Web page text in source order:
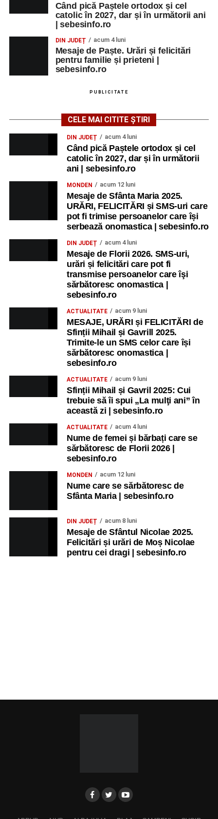
Orele 16:00–24:00 – Parcul Arini:parc de
distracții.
Adaugă-ne ca sursă preferată
Urmărește-ne pe Google News
Ultimele știri din Sebeș
Zilele Municipiului Sebeș 2026: zece zile de
spectacole, filme, sport și evenimente culturale, la
festivalul „Armonii în Sebeș”. Programul complet
Primăria Sebeș a decis să reducă intensitatea
iluminatului public pe timpul nopții, în contextul
apelului la economii al Guvernului Bolojan
Duminică, 23 august 2026, Râpa Roșie găzduiește
cea de-a III-a ediție a concursului „CicloAventurier
de Sebeș”
Când pică Paștele ortodox și cel
catolic în 2027, dar și în următorii ani
| sebesinfo.ro
DIN JUDEȚ acum 4 luni
Mesaje de Paște. Urări și felicitări
pentru familie și prieteni |
sebesinfo.ro
PUBLICITATE
CELE MAI CITITE ȘTIRI
DIN JUDEȚ acum 4 luni
Când pică Paștele ortodox și cel
catolic în 2027, dar și în următorii
ani | sebesinfo.ro
MONDEN acum 12 luni
Mesaje de Sfânta Maria 2025.
URĂRI, FELICITĂRI și SMS-uri care
pot fi trimise persoanelor care își
serbează onomastica | sebesinfo.ro
DIN JUDEȚ acum 4 luni
Mesaje de Florii 2026. SMS-uri,
urări și felicitări care pot fi
transmise persoanelor care îşi
sărbătoresc onomastica |
sebesinfo.ro
ACTUALITATE acum 9 luni
MESAJE, URĂRI și FELICITĂRI de
Sfinții Mihail și Gavrill 2025.
Trimite-le un SMS celor care își
sărbătoresc onomastica |
sebesinfo.ro
ACTUALITATE acum 9 luni
Sfinții Mihail și Gavril 2025: Cui
trebuie să îi spui „La mulţi ani” în
această zi | sebesinfo.ro
ACTUALITATE acum 4 luni
Nume de femei și bărbați care se
sărbătoresc de Florii 2026 |
sebesinfo.ro
MONDEN acum 12 luni
Nume care se sărbătoresc de
Sfânta Maria | sebesinfo.ro
DIN JUDEȚ acum 8 luni
Mesaje de Sfântul Nicolae 2025.
Felicitări și urări de Moș Nicolae
pentru cei dragi | sebesinfo.ro